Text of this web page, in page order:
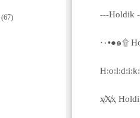
(67)
---Holdik
H:o:l:d:i:k:
ҳ̸Ҳ̸ҳ